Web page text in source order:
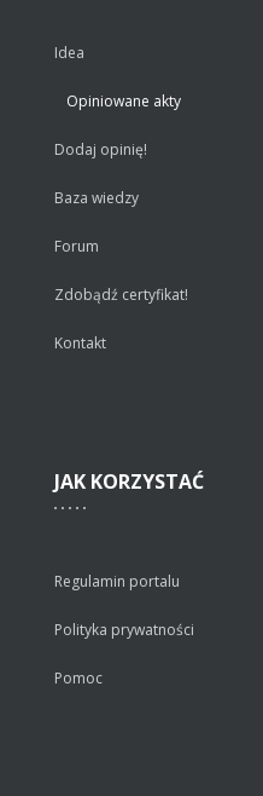
Idea
Opiniowane akty
Dodaj opinię!
Baza wiedzy
Forum
Zdobądź certyfikat!
Kontakt
JAK KORZYSTAĆ
Regulamin portalu
Polityka prywatności
Pomoc